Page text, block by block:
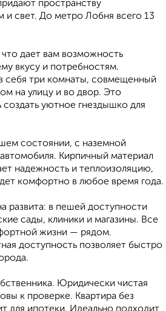
пространству
и свет. До метро Лобня всего 13
что дает вам возможность
вкусу и потребностям.
себя три комнаты, совмещенный
на улицу и во двор. Это
уютное гнездышко для
состоянии, с наземной
Кирпичный материал
надежность и теплоизоляцию,
комфортно в любое время года.
развита: в пешей доступности
сады, клиники и магазины. Все
жизни — рядом.
доступность позволяет быстро
Юридически чистая
к проверке. Квартира без